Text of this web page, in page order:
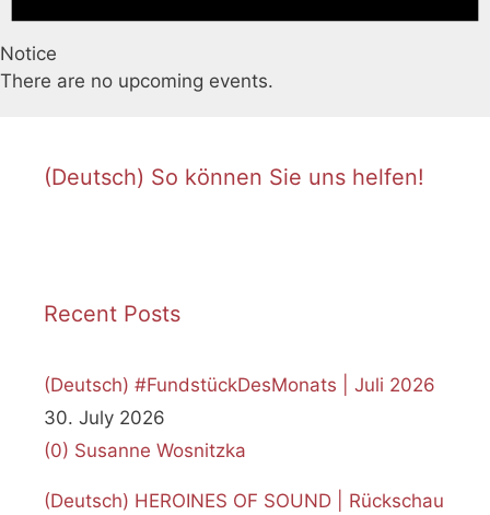
Notice
There are no upcoming events.
(Deutsch) So können Sie uns helfen!
Recent Posts
(Deutsch) #FundstückDesMonats | Juli 2026
30. July 2026
(0) Susanne Wosnitzka
(Deutsch) HEROINES OF SOUND | Rückschau